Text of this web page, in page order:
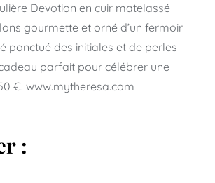
Devotion en cuir matelassé
gourmette et orné d’un fermoir
ponctué des initiales et de perles
parfait pour célébrer une
€. www.mytheresa.com
: